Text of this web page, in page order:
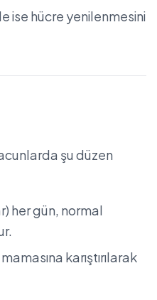
ise hücre yenilenmesini
şu düzen
her gün, normal
karıştırılarak